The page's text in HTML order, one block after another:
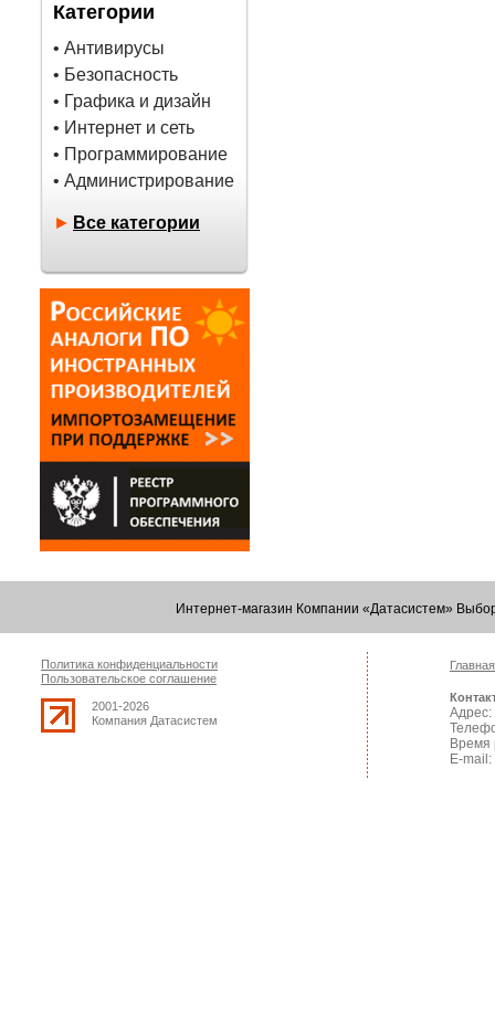
Категории
• Антивирусы
• Безопасность
• Графика и дизайн
• Интернет и сеть
• Программирование
• Администрирование
► Все категории
Интернет-магазин Компании «Датасистем»
Политика конфиденциальности
Пользовательское соглашение
2001-2026
Компания Датасистем
Главная
Адрес:
Время
E-